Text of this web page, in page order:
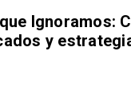
Ignoramos:
y